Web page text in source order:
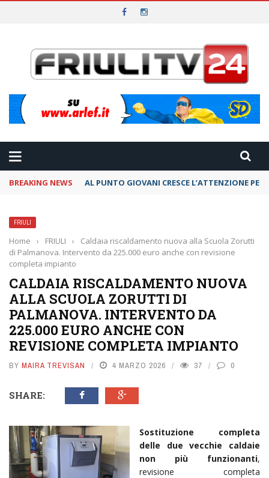
BREAKING NEWS AL PUNTO GIOVANI CRESCE L’ATTENZIONE
FRIULI
Home › FRIULI ›
Caldaia riscaldamento nuova alla Scuola Zorutti
di Palmanova. Intervento da 225.000 euro anche con revisione
completa impianto
CALDAIA RISCALDAMENTO NUOVA
ALLA SCUOLA ZORUTTI DI
PALMANOVA. INTERVENTO DA
225.000 EURO ANCHE CON
REVISIONE COMPLETA IMPIANTO
BY MAIRA TREVISAN 4 MARZO 2026 37 0
SHARE:
Sostituzione completa
delle due vecchie caldaie
non più funzionanti,
revisione completa